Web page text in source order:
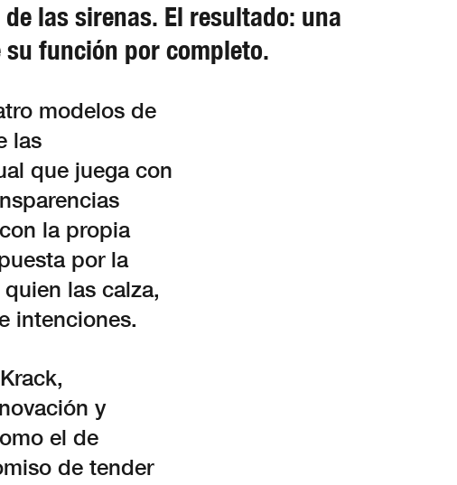
las sirenas. El resultado: una
función por completo.
modelos de
las
que juega con
la propia
por la
las calza,
intenciones.
y
el de
de tender